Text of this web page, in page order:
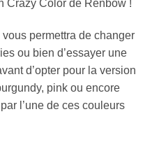
Crazy Color de Renbow !
permettra de changer
ou bien d’essayer une
d’opter pour la version
pink ou encore
l’une de ces couleurs
Pinkissimo 100ml -